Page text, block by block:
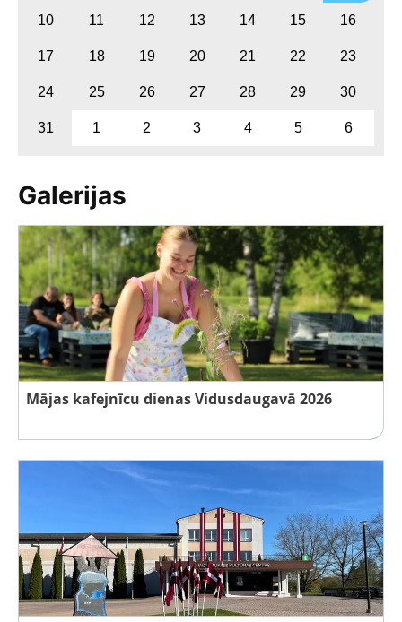
10 11 12 13 14 15 16
17 18 19 20 21 22 23
24 25 26 27 28 29 30
31 1 2 3 4 5 6
Galerijas
Mājas kafejnīcu dienas Vidusdaugavā 2026